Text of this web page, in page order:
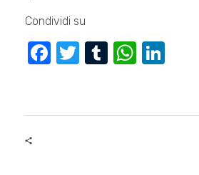
Condividi su
F
e
T
er
T
bl
W
s
e